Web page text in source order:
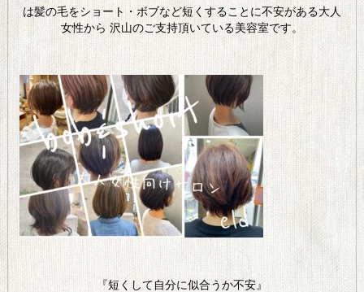
は髪の毛をショート・ボブなど短くすることに不安がある大人
女性から 沢山のご支持頂いている美容室です。
『短くして自分に似合うか不安』